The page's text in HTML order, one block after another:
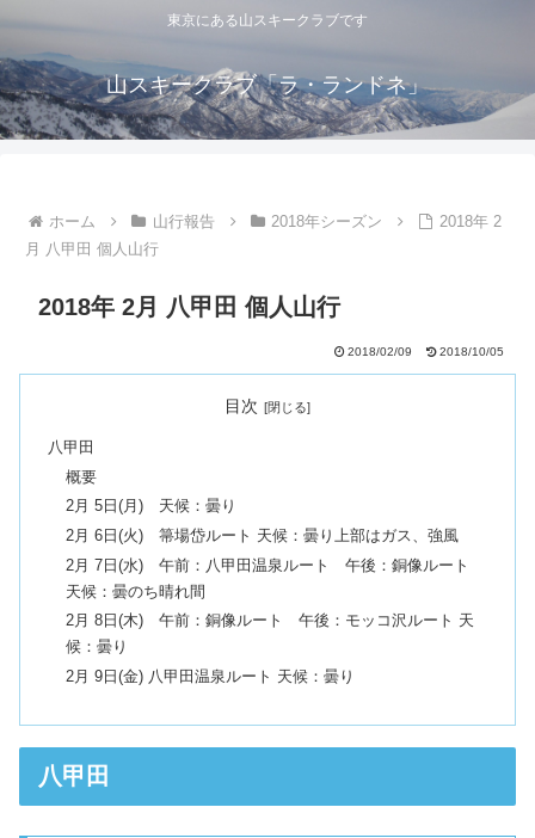
東京にある山スキークラブです
山スキークラブ「ラ・ランドネ」
ホーム 山行報告 2018年シーズン
2018年 2
月 八甲田 個人山行
2018年 2月 八甲田 個人山行
2018/02/09 2018/10/05
目次
八甲田
概要
2月 5日(月) 天候：曇り
2月 6日(火) 箒場岱ルート 天候：曇り上部はガス、強風
2月 7日(水) 午前：八甲田温泉ルート 午後：銅像ルート
天候：曇のち晴れ間
2月 8日(木) 午前：銅像ルート 午後：モッコ沢ルート 天
候：曇り
2月 9日(金) 八甲田温泉ルート 天候：曇り
八甲田